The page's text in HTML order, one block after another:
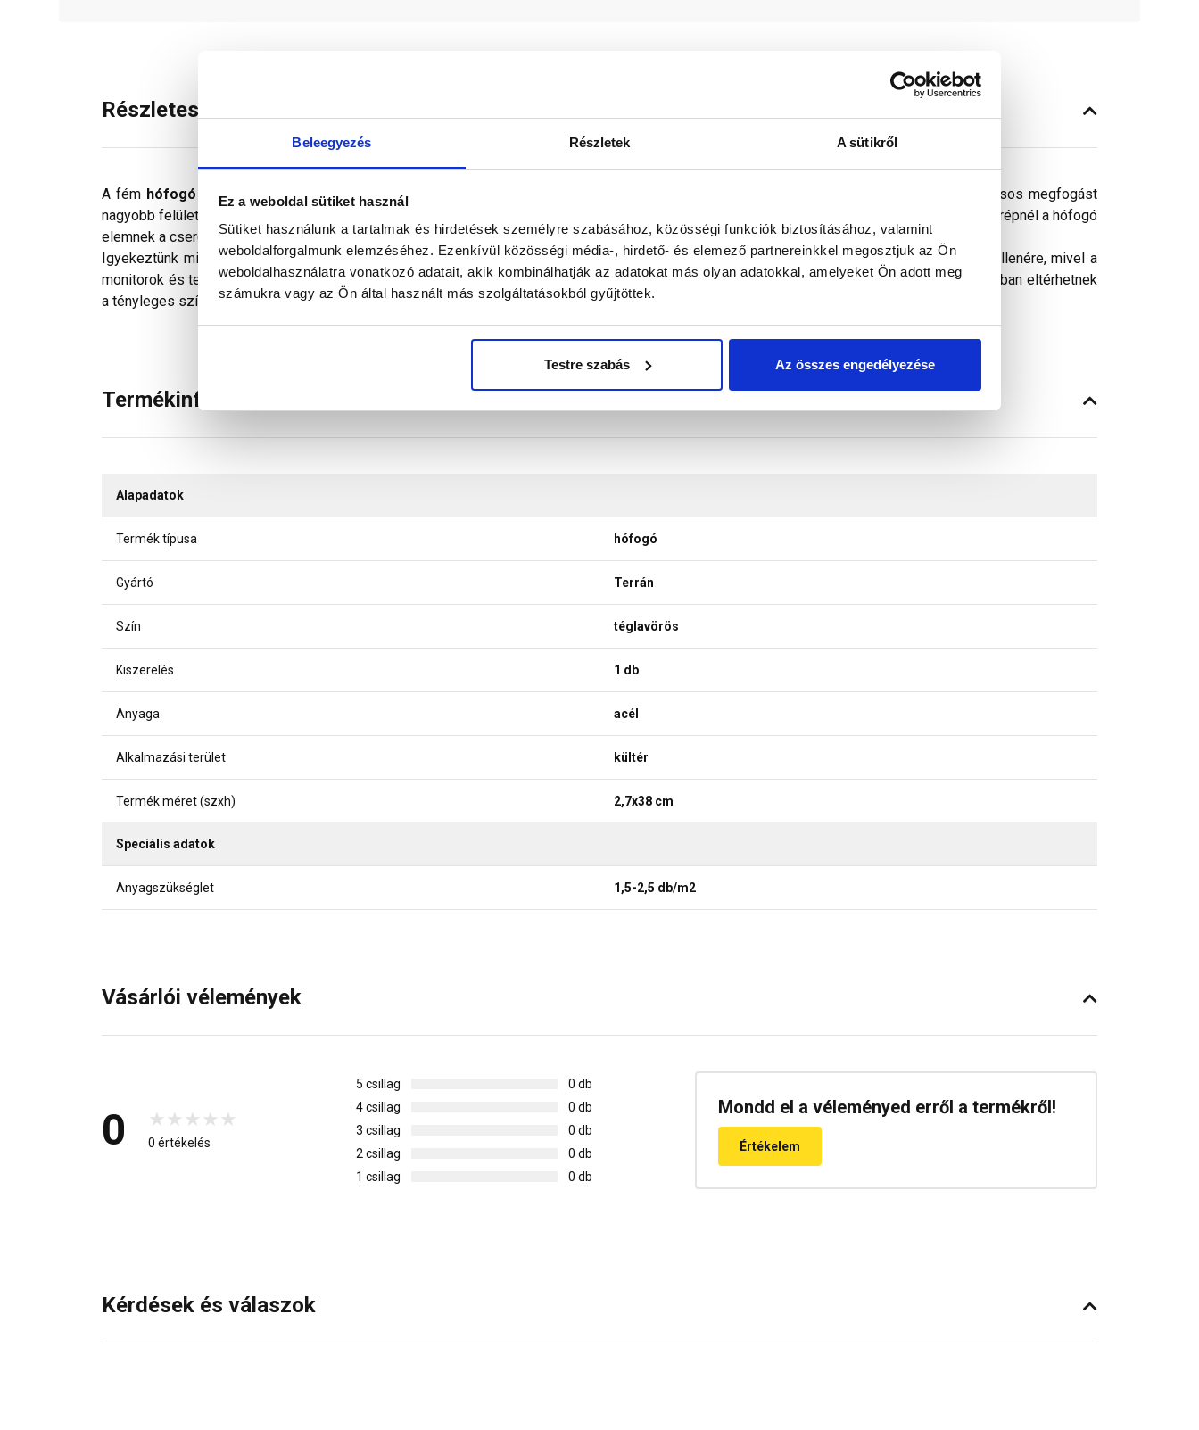
Beleegyezés Részletek A sütikről
Ez a weboldal sütiket használ
Sütiket használunk a tartalmak és hirdetések személyre szabásához, közösségi funkciók biztosításához, valamint
weboldalforgalmunk elemzéséhez. Ezenkívül közösségi média-, hirdető- és elemező partnereinkkel megosztjuk az Ön
weboldalhasználatra vonatkozó adatait, akik kombinálhatják az adatokat más olyan adatokkal, amelyeket Ön adott meg
számukra vagy az Ön által használt más szolgáltatásokból gyűjtöttek.
Testre szabás Az összes engedélyezése
Részletes leírás
A fém hófogó elem
a hó megcsúszásának megelőzésére szolgál. Elsősorban az ereszhez közeli cserépsoroknál célszerű beépíteni, hatásos megfogást
nagyobb felületen, sűrű elhelyezéssel eredményez. Rögzítése külön tetőlécekhez történhet, legalább egy ponton szegezéssel. A hullámos cserépnél a hófogó
elemnek a cserép völgyrészébe kell felfeküdnie. Meredek tető, nagy épületmagasság esetén inkább a hófogó rács alkalmazása javasolt.
Igyekeztünk minden technikailag lehetséges módon biztosítani a termékeink színének a lehető leginkább valósághű megjelenítését. Ennek ellenére, mivel a
monitorok és telefonok kijelzőin megjelenő színek a legtöbb esetben nem tükrözik 100%-ban a valóságot, a képeken látható színek árnyalataikban eltérhetnek
a tényleges színektől.
Termékinformáció
Alapadatok
Termék típusa hófogó
Gyártó Terrán
Szín téglavörös
Kiszerelés 1 db
Anyaga acél
Alkalmazási terület kültér
Termék méret (szxh) 2,7x38 cm
Speciális adatok
Anyagszükséglet 1,5-2,5 db/m2
Vásárlói vélemények
0 0 értékelés
5 csillag
0 db
4 csillag
0 db
3 csillag
0 db
2 csillag
0 db
1 csillag
0 db
Mondd el a véleményed erről a termékről!
Értékelem
Kérdések és válaszok